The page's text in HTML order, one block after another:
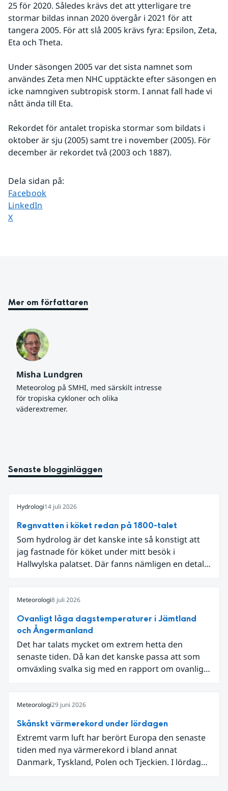
25 för 2020. Således krävs det att ytterligare tre
stormar bildas innan 2020 övergår i 2021 för att
tangera 2005. För att slå 2005 krävs fyra: Epsilon, Zeta,
Eta och Theta.
Under säsongen 2005 var det sista namnet som
användes Zeta men NHC upptäckte efter säsongen en
icke namngiven subtropisk storm. I annat fall hade vi
nått ända till Eta.
Rekordet för antalet tropiska stormar som bildats i
oktober är sju (2005) samt tre i november (2005). För
december är rekordet två (2003 och 1887).
Dela sidan på:
Dela sidan på
Facebook
Dela sidan på
LinkedIn
Dela sidan på
X
Mer om författaren
Misha Lundgren
Meteorolog på SMHI, med särskilt intresse
för tropiska cykloner och olika
väderextremer.
Senaste blogginläggen
Hydrologi14 juli 2026
Regnvatten i köket redan på 1800-talet
Som hydrolog är det kanske inte så konstigt att
jag fastnade för köket under mitt besök i
Hallwylska palatset. Där fanns nämligen en detalj
Meteorologi8 juli 2026
Ovanligt låga dagstemperaturer i Jämtland
och Ångermanland
Det har talats mycket om extrem hetta den
senaste tiden. Då kan det kanske passa att som
omväxling svalka sig med en rapport om ovanligt
Meteorologi29 juni 2026
Skånskt värmerekord under lördagen
Extremt varm luft har berört Europa den senaste
tiden med nya värmerekord i bland annat
Danmark, Tyskland, Polen och Tjeckien. I lördags